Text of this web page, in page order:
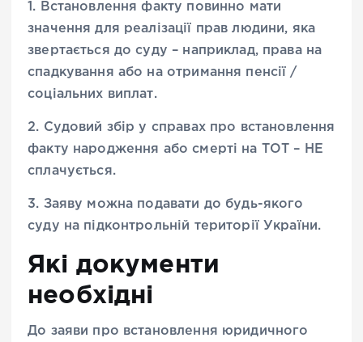
1. Встановлення факту повинно мати
значення для реалізації прав людини, яка
звертається до суду – наприклад, права на
спадкування або на отримання пенсії /
соціальних виплат.
2. Судовий збір у справах про встановлення
факту народження або смерті на ТОТ – НЕ
сплачується.
3. Заяву можна подавати до будь-якого
суду на підконтрольній території України.
Які документи
необхідні
До заяви про встановлення юридичного